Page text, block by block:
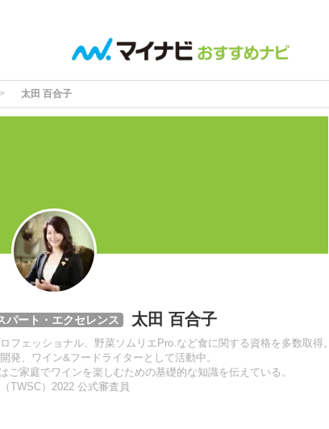
太田 百合子
パート・エクセレンス 太田 百合子
フェッショナル、野菜ソムリエPro.など食に関する資格を多数取得。
発、ワイン&フードライターとして活動中。
家庭でワインを楽しむための基礎的な知識を伝えている。
TWSC）2022 公式審査員